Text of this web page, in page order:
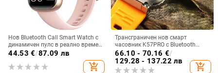
Нов Bluetooth Call Smart Watch с
динамичен пулс в реално време,
многофункционална спортна
умна гривна за женско здраве
44.53 €/87.09 лв
add_shopping_cart
Трансграничен нов смарт
часовник K57PRO с Bluetooth
информация за повиквания,
интелигентна гривна, спортен
часовник, поколение
66.10 - 70.16 €/
129.28 - 137.22 лв
add_shopping_cart